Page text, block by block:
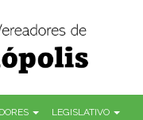
LEGISLATIVO